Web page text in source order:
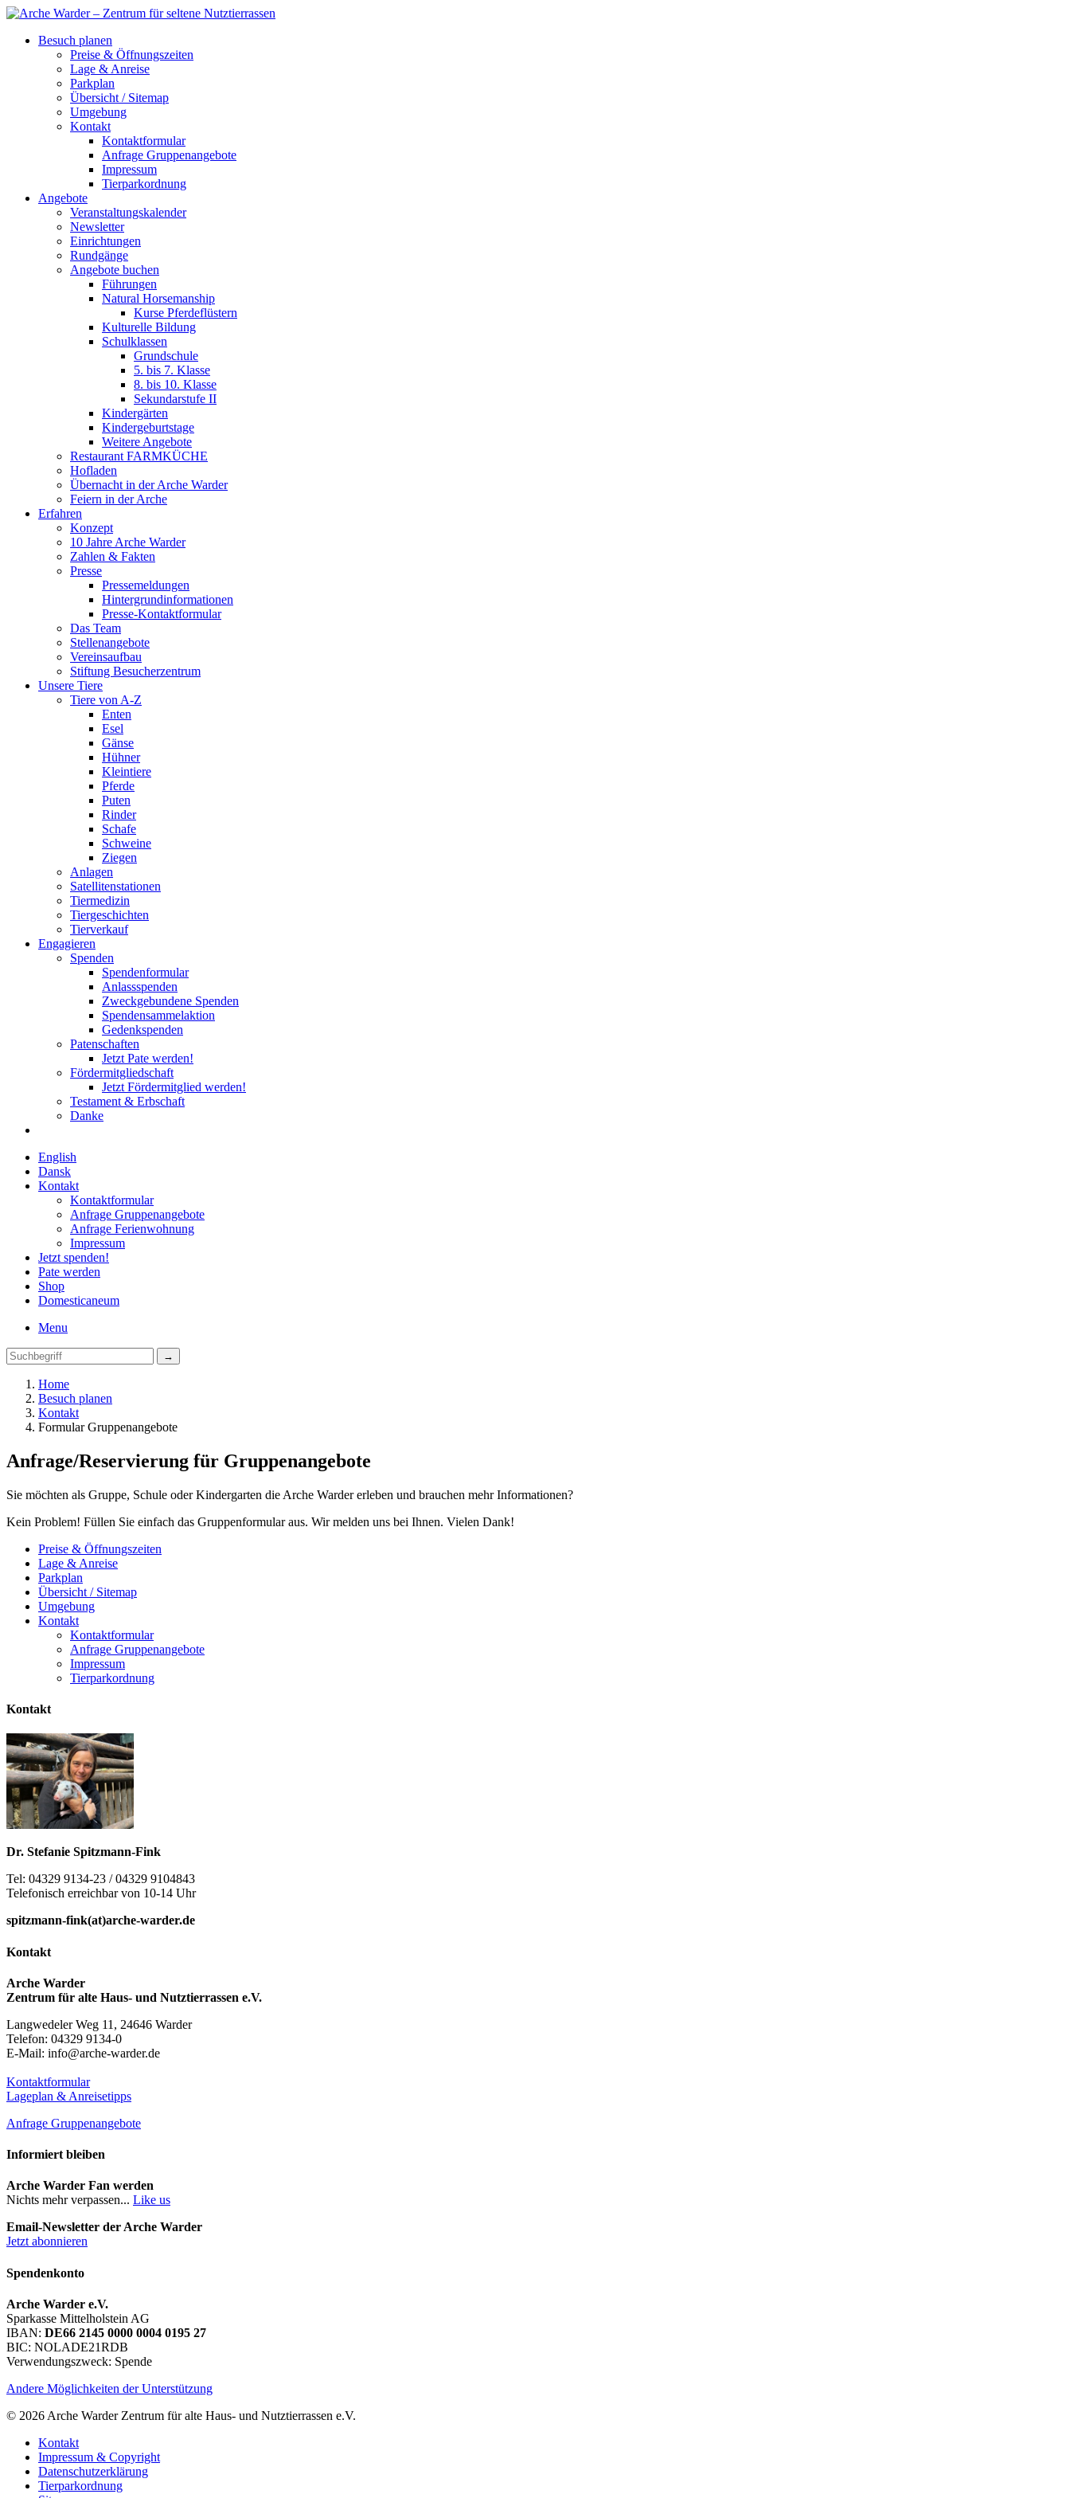
Besuch planen
Preise & Öffnungszeiten
Lage & Anreise
Parkplan
Übersicht / Sitemap
Umgebung
Kontakt
Kontaktformular
Anfrage Gruppenangebote
Impressum
Tierparkordnung
Angebote
Veranstaltungskalender
Newsletter
Einrichtungen
Rundgänge
Angebote buchen
Führungen
Natural Horsemanship
Kurse Pferdeflüstern
Kulturelle Bildung
Schulklassen
Grundschule
5. bis 7. Klasse
8. bis 10. Klasse
Sekundarstufe II
Kindergärten
Kindergeburtstage
Weitere Angebote
Restaurant FARMKÜCHE
Hofladen
Übernacht in der Arche Warder
Feiern in der Arche
Erfahren
Konzept
10 Jahre Arche Warder
Zahlen & Fakten
Presse
Pressemeldungen
Hintergrundinformationen
Presse-Kontaktformular
Das Team
Stellenangebote
Vereinsaufbau
Stiftung Besucherzentrum
Unsere Tiere
Tiere von A-Z
Enten
Esel
Gänse
Hühner
Kleintiere
Pferde
Puten
Rinder
Schafe
Schweine
Ziegen
Anlagen
Satellitenstationen
Tiermedizin
Tiergeschichten
Tierverkauf
Engagieren
Spenden
Spendenformular
Anlassspenden
Zweckgebundene Spenden
Spendensammelaktion
Gedenkspenden
Patenschaften
Jetzt Pate werden!
Fördermitgliedschaft
Jetzt Fördermitglied werden!
Testament & Erbschaft
Danke
English
Dansk
Kontakt
Kontaktformular
Anfrage Gruppenangebote
Anfrage Ferienwohnung
Impressum
Jetzt spenden!
Pate werden
Shop
Domesticaneum
Menu
Home
Besuch planen
Kontakt
Formular Gruppenangebote
Anfrage/Reservierung für Gruppenangebote
Sie möchten als Gruppe, Schule oder Kindergarten die Arche Warder erleben und brauchen mehr Informationen?
Kein Problem! Füllen Sie einfach das Gruppenformular aus. Wir melden uns bei Ihnen. Vielen Dank!
Preise & Öffnungszeiten
Lage & Anreise
Parkplan
Übersicht / Sitemap
Umgebung
Kontakt
Kontaktformular
Anfrage Gruppenangebote
Impressum
Tierparkordnung
Kontakt
Dr. Stefanie Spitzmann-Fink
Tel: 04329 9134-23 / 04329 9104843
Telefonisch erreichbar von 10-14 Uhr
spitzmann-fink(at)arche-warder.de
Kontakt
Arche Warder
Zentrum für alte Haus- und Nutztierrassen e.V.
Langwedeler Weg 11, 24646 Warder
Telefon: 04329 9134-0
E-Mail: info@arche-warder.de
Kontaktformular
Lageplan & Anreisetipps
Anfrage Gruppenangebote
Informiert bleiben
Arche Warder Fan werden
Nichts mehr verpassen... Like us
Email-Newsletter der Arche Warder
Jetzt abonnieren
Spendenkonto
Arche Warder e.V.
Sparkasse Mittelholstein AG
IBAN: DE66 2145 0000 0004 0195 27
BIC: NOLADE21RDB
Verwendungszweck: Spende
Andere Möglichkeiten der Unterstützung
© 2026 Arche Warder Zentrum für alte Haus- und Nutztierrassen e.V.
Kontakt
Impressum & Copyright
Datenschutzerklärung
Tierparkordnung